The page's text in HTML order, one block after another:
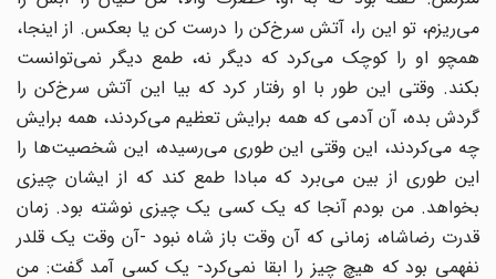
می‌ریزم، تو این را، آتش سرخ‌کن را درست کن یا بعکس. از اینجا،
همچو او را کوچک می‌کرد که دیگر نه، طمع دیگر نمی‌توانست
بکند. وقتی این طور با او رفتار کرد که بیا این آتش سرخ‌کن را
گردش بده، آن آدمی که همه برایش تعظیم می‌کردند، همه برایش
چه می‌کردند، این وقتی این طوری می‌رسیده، این شخصیت‌ها را
این طوری از بین می‌برد که مبادا طمع کند که از ایشان چیزی
بخواهد. من بودم آنجا که یک کسی یک چیزی نوشته بود. زمان
قدرت رضاشاه، زمانی که آن وقت باز شاه نبود -آن وقت یک قلدر
نفهمی بود که هیچ چیز را ابقا نمی‌کرد- یک کسی آمد گفت: من